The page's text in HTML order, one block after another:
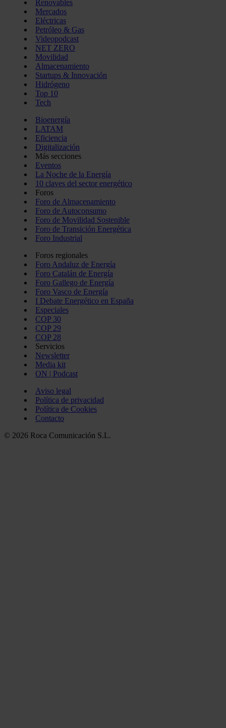
Renovables
Mercados
Eléctricas
Petróleo & Gas
Videopodcast
NET ZERO
Movilidad
Almacenamiento
Startups & Innovación
Hidrógeno
Top 10
Tech
Bioenergía
LATAM
Eficiencia
Digitalización
Más secciones
Eventos
La Noche de la Energía
10 claves del sector energético
Foros
Foro de Almacenamiento
Foro de Autoconsumo
Foro de Movilidad Sostenible
Foro de Transición Energética
Foro Industrial
Foros regionales
Foro Andaluz de Energía
Foro Catalán de Energía
Foro Gallego de Energía
Foro Vasco de Energía
I Debate Energético en España
Especiales
COP 30
COP 29
COP 28
Servicios
Newsletter
Media kit
ON | Podcast
Aviso legal
Política de privacidad
Política de Cookies
Contacto
© 2026 Roca Comunicación S.L.